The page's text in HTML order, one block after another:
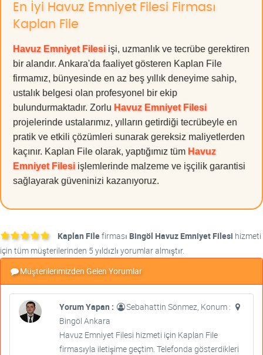
En İyi Havuz Emniyet Filesi Firması
Kaplan File
Havuz Emniyet Filesi işi, uzmanlık ve tecrübe gerektiren
bir alandır. Ankara'da faaliyet gösteren Kaplan File
firmamız, bünyesinde en az beş yıllık deneyime sahip,
ustalık belgesi olan profesyonel bir ekip
bulundurmaktadır. Zorlu Havuz Emniyet Filesi
projelerinde ustalarımız, yılların getirdiği tecrübeyle en
pratik ve etkili çözümleri sunarak gereksiz maliyetlerden
kaçınır. Kaplan File olarak, yaptığımız tüm Havuz
Emniyet Filesi işlemlerinde malzeme ve işçilik garantisi
sağlayarak güveninizi kazanıyoruz.
Kaplan Filefirması Bingöl Havuz Emniyet Filesi hizmeti
için tüm müşterilerinden 5 yıldızlı yorumlar almıştır.
Müşterilerimizden Gelen Yorumlar
Yorum Yapan :
Sebahattin Sönmez, Konum :
Bingöl Ankara
Havuz Emniyet Filesi hizmeti için Kaplan File
firmasıyla iletişime geçtim. Telefonda gösterdikleri